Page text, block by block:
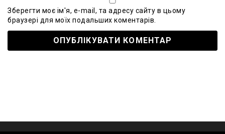
Зберегти моє ім'я, e-mail, та адресу сайту в цьому
браузері для моїх подальших коментарів.